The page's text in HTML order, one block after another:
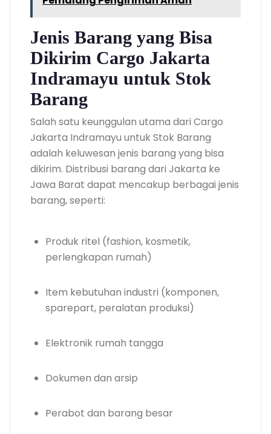
Jenis Barang yang Bisa
Dikirim Cargo Jakarta
Indramayu untuk Stok
Barang
Salah satu keunggulan utama dari Cargo
Jakarta Indramayu untuk Stok Barang
adalah keluwesan jenis barang yang bisa
dikirim. Distribusi barang dari Jakarta ke
Jawa Barat dapat mencakup berbagai jenis
barang, seperti:
Produk ritel (fashion, kosmetik,
perlengkapan rumah)
Item kebutuhan industri (komponen,
sparepart, peralatan produksi)
Elektronik rumah tangga
Dokumen dan arsip
Perabot dan barang besar